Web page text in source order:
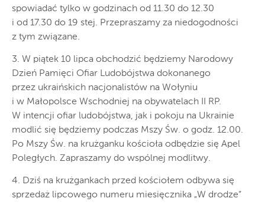
spowiadać tylko w godzinach od 11.30 do 12.30
i od 17.30 do 19 stej. Przepraszamy za niedogodności
z tym związane.
3. W piątek 10 lipca obchodzić będziemy Narodowy
Dzień Pamięci Ofiar Ludobójstwa dokonanego
przez ukraińskich nacjonalistów na Wołyniu
i w Małopolsce Wschodniej na obywatelach II RP.
W intencji ofiar ludobójstwa, jak i pokoju na Ukrainie
modlić się będziemy podczas Mszy Św. o godz. 12.00.
Po Mszy Św. na krużganku kościoła odbędzie się Apel
Poległych. Zapraszamy do wspólnej modlitwy.
4. Dziś na krużgankach przed kościołem odbywa się
sprzedaż lipcowego numeru miesięcznika „W drodze”